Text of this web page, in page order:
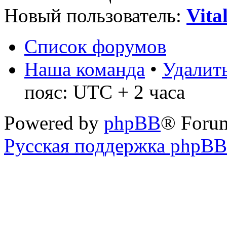
Новый пользователь:
Список форумов
Наша команда •
пояс: UTC + 2 часа
Powered by phpBB®
Русская поддержка phpBB